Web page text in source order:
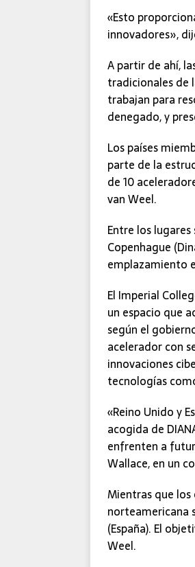
«Esto
innovadores»,
A partir de ahí,
tradicionales de
trabajan para
denegado, y
Los países
parte de la
de 10
van Weel.
Entre los
Copenhague
emplazamiento
El Imperial
un espacio que
según el
acelerador con
innovaciones
tecnologías
«Reino Unido y
acogida de
enfrenten a
Wallace, en un
Mientras que los
norteamericana
(España). El
Weel.